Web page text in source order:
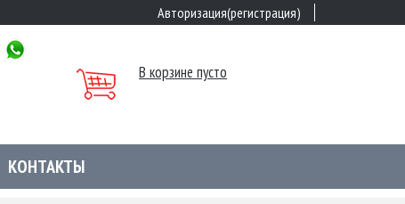
Авторизация(регистрация)
В корзине пусто
КОНТАКТЫ